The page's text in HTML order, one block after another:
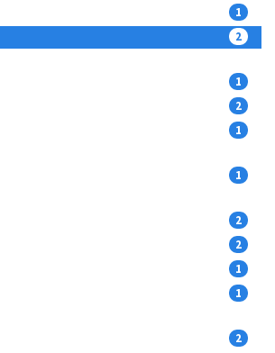
1
2
1
2
1
1
2
2
1
1
2